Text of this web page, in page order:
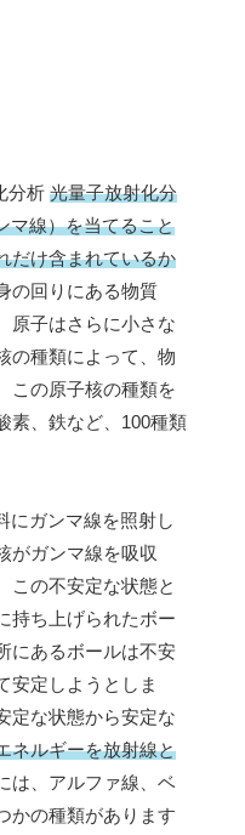
分析 光量子放射化分
マ線）を当てること
だけ含まれているか
の回りにある物質
原子はさらに小さな
の種類によって、物
この原子核の種類を
素、鉄など、100種類
にガンマ線を照射し
がガンマ線を吸収
この不安定な状態と
持ち上げられたボー
にあるボールは不安
安定しようとしま
定な状態から安定な
ネルギーを放射線と
は、アルファ線、ベ
かの種類があります